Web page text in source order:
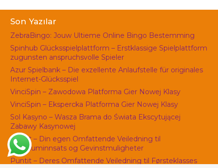
Son Yazılar
ZebraBingo: Jouw Ultieme Online Bingo Bestemming
Spinhub Glücksspielplattform – Erstklassige Spielplattform
zugunsten anspruchsvolle Spieler
Azur Spielbank – Die exzellente Anlaufstelle für originales
Internet-Glücksspiel
VinciSpin – Zawodowa Platforma Gier Nowej Klasy
VinciSpin – Ekspercka Platforma Gier Nowej Klasy
Sol Kasyno – Wasza Brama do Świata Ekscytującej
Zabawy Kasynowej
Puntit – Din egen Omfattende Veiledning til
Premiuminnsats og Gevinstmuligheter
Puntit – Deres Omfattende Veiledning til Førsteklasses